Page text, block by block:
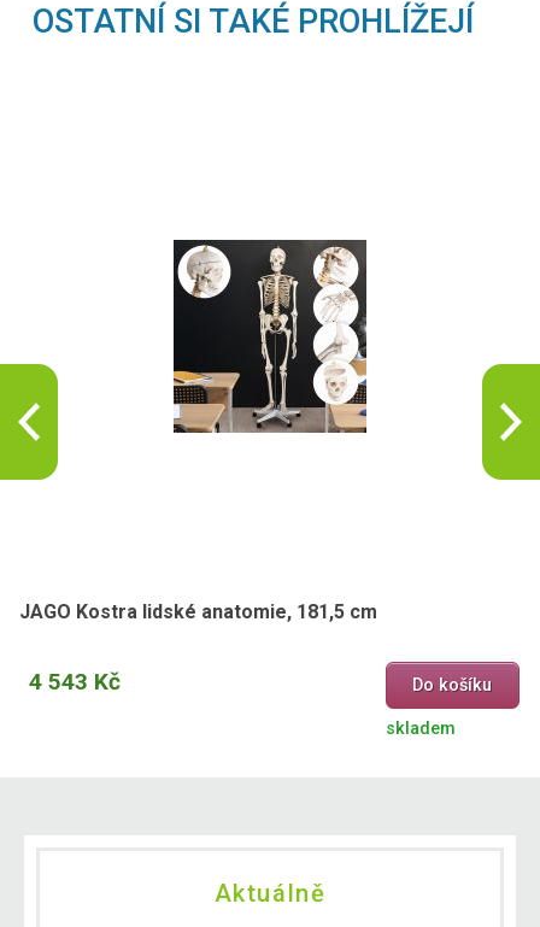
OSTATNÍ SI TAKÉ PROHLÍŽEJÍ
JAGO Kostra lidské anatomie, 181,5 cm
4 543 Kč Do košíku
skladem
Aktuálně